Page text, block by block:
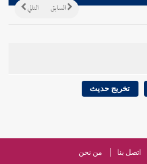
التالي السابق
تخريج حديث
اتصل بنا من نحن